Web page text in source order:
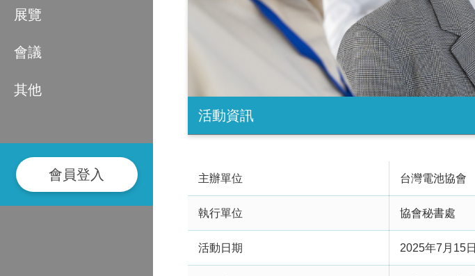
展覽
會議
其他
會員登入
活動資訊
主辦單位 台灣電池協會
執行單位 協會秘書處
活動日期 2025年7月15日